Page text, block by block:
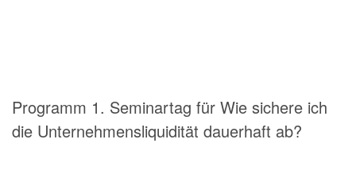
Programm 1. Seminartag für Wie sichere ich
die Unternehmensliquidität dauerhaft ab?